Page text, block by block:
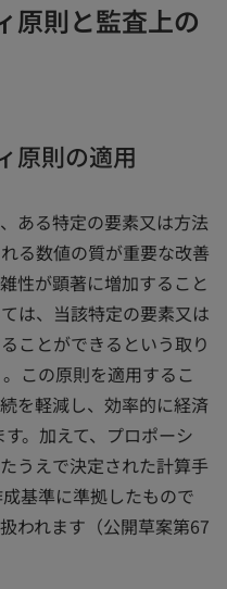
原則と監査上の
原則の適用
ある特定の要素又は方法
る数値の質が重要な改善
性が顕著に増加すること
は、当該特定の要素又は
ことができるという取り
この原則を適用するこ
を軽減し、効率的に経済
。加えて、プロポーシ
うえで決定された計算手
基準に準拠したもので
われます（公開草案第67